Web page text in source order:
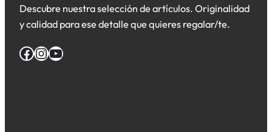
Descubre nuestra selección de artículos. Originalidad
y calidad para ese detalle que quieres regalar/te.
Facebook InstagramYouTube